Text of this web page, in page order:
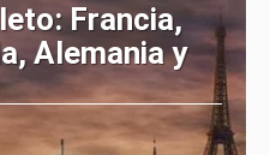
Francia,
Alemania y